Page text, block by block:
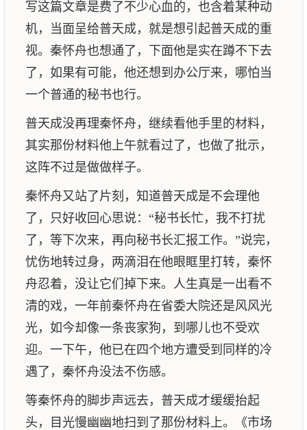
写这篇文章是费了不少心血的，也含着某种动
机，当面呈给普天成，就是想引起普天成的重
视。秦怀舟也想通了，下面他是实在蹲不下去
了，如果有可能，他还想到办公厅来，哪怕当
一个普通的秘书也行。
普天成没再理秦怀舟，继续看他手里的材料，
其实那份材料他上午就看过了，也做了批示，
这阵不过是做做样子。
秦怀舟又站了片刻，知道普天成是不会理他
了，只好收回心思说：“秘书长忙，我不打扰
了，等下次来，再向秘书长汇报工作。”说完，
忧伤地转过身，两滴泪在他眼眶里打转，秦怀
舟忍着，没让它们掉下来。人生真是一出看不
清的戏，一年前秦怀舟在省委大院还是风风光
光，如今却像一条丧家狗，到哪儿也不受欢
迎。一下午，他已在四个地方遭受到同样的冷
遇了，秦怀舟没法不伤感。
等秦怀舟的脚步声远去，普天成才缓缓抬起
头，目光慢幽幽地扫到了那份材料上。《市场